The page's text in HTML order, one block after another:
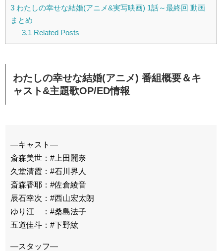
3 わたしの幸せな結婚(アニメ&実写映画) 1話～最終回 動画
まとめ
3.1 Related Posts
わたしの幸せな結婚(アニメ) 番組概要＆キ
ャスト&主題歌OP/ED情報
―キャスト―
斎森美世：#上田麗奈
久堂清霞：#石川界人
斎森香耶：#佐倉綾音
辰石幸次：#西山宏太朗
ゆり江 ：#桑島法子
五道佳斗：#下野紘
―スタッフ―